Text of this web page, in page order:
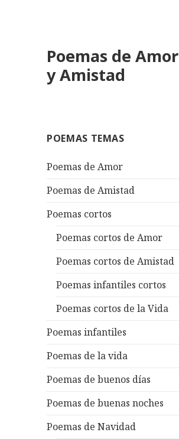
Poemas de Amor
y Amistad
POEMAS TEMAS
Poemas de Amor
Poemas de Amistad
Poemas cortos
Poemas cortos de Amor
Poemas cortos de Amistad
Poemas infantiles cortos
Poemas cortos de la Vida
Poemas infantiles
Poemas de la vida
Poemas de buenos días
Poemas de buenas noches
Poemas de Navidad